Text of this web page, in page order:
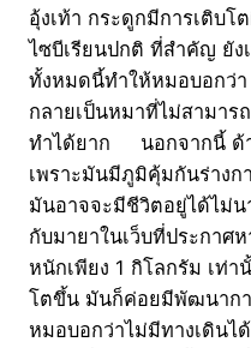
อุ้งเท้า กระดูกมีการเติบ
ไซบีเรียนปกติ ที่สำคัญ ยัง
ทั้งหมดนี้ทำให้หมอบอกว่
กลายเป็นหมาที่ไม่สามาร
ทำได้ยาก นอกจากนี้ ด้
เพราะมันมีภูมิคุ้มกันร่าง
มันอาจจะมีชีวิตอยู่ได้ไม่น
กับมายาในเว็บที่ประกาศ
หนักเพียง 1 กิโลกรัม เท่
โตขึ้น มันก็ค่อยมีพัฒนากา
หมอบอกว่าไม่มีทางเดินไ